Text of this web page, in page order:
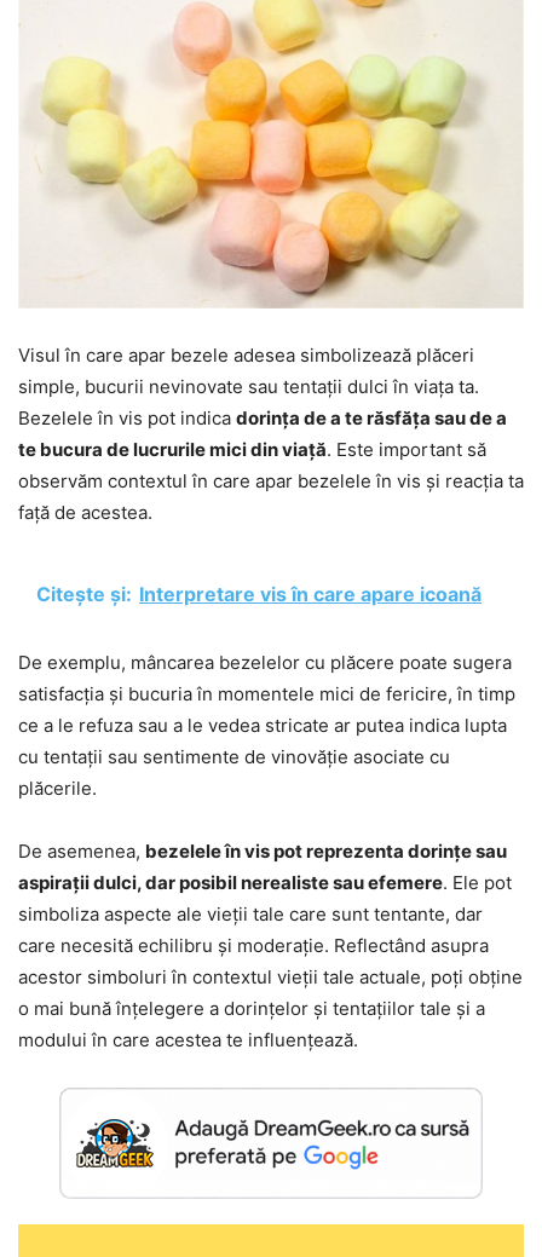
Visul în care apar bezele adesea simbolizează plăceri
simple, bucurii nevinovate sau tentații dulci în viața ta.
Bezelele în vis pot indica dorința de a te răsfăța sau de a
te bucura de lucrurile mici din viață. Este important să
observăm contextul în care apar bezelele în vis și reacția ta
față de acestea.
Citește și: Interpretare vis în care apare icoană
De exemplu, mâncarea bezelelor cu plăcere poate sugera
satisfacția și bucuria în momentele mici de fericire, în timp
ce a le refuza sau a le vedea stricate ar putea indica lupta
cu tentații sau sentimente de vinovăție asociate cu
plăcerile.
De asemenea, bezelele în vis pot reprezenta dorințe sau
aspirații dulci, dar posibil nerealiste sau efemere. Ele pot
simboliza aspecte ale vieții tale care sunt tentante, dar
care necesită echilibru și moderație. Reflectând asupra
acestor simboluri în contextul vieții tale actuale, poți obține
o mai bună înțelegere a dorințelor și tentațiilor tale și a
modului în care acestea te influențează.